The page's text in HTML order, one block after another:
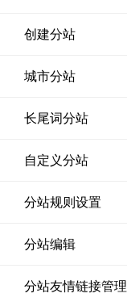
创建分站
城市分站
长尾词分站
自定义分站
分站规则设置
分站编辑
分站友情链接管理